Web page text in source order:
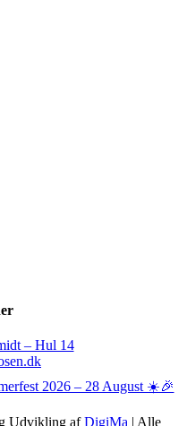
– Hul 14
2026 – 28 August ☀️🎉
Udvikling afDigiMa | Alle